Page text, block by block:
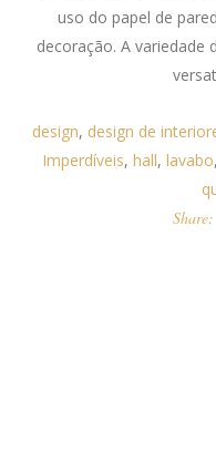
uso do papel de
decoração. A variedade
design, design de
Imperdíveis, hall, lavabo,
Share: